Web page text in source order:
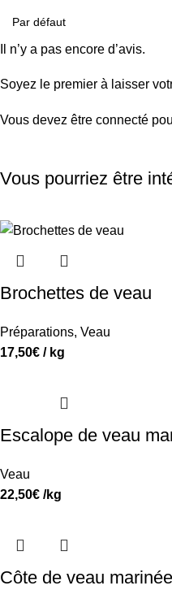
Il n’y a pas encore d’avis.
Soyez le premier à laisser
Vous devez être connecté
Vous pourriez être
Brochettes de veau
Préparations, Veau
17,50€ / kg
Escalope de veau
Veau
22,50€ /kg
Côte de veau marinée